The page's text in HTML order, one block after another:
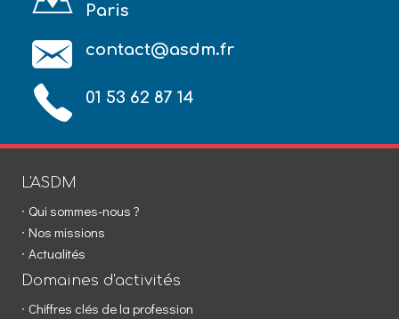
Paris
contact@asdm.fr
01 53 62 87 14
L'ASDM
Qui sommes-nous ?
Nos missions
Actualités
Domaines d'activités
Chiffres clés de la profession